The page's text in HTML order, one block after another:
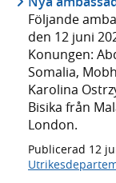
Följande
den 12 juni
Konungen:
Somalia,
Karolina
Bisika från
London.
Publicerad 12